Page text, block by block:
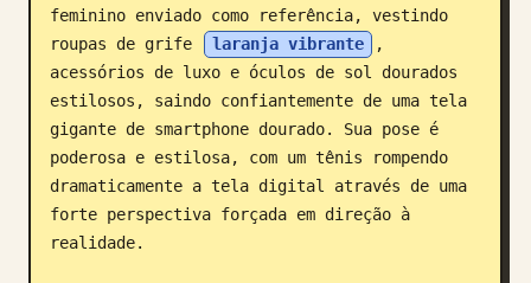
Atualizações
feminino enviado como referência, vestindo
roupas de grife
laranja vibrante
,
acessórios de luxo e óculos de sol dourados
estilosos, saindo confiantemente de uma tela
gigante de smartphone dourado. Sua pose é
poderosa e estilosa, com um tênis rompendo
dramaticamente a tela digital através de uma
forte perspectiva forçada em direção à
realidade.